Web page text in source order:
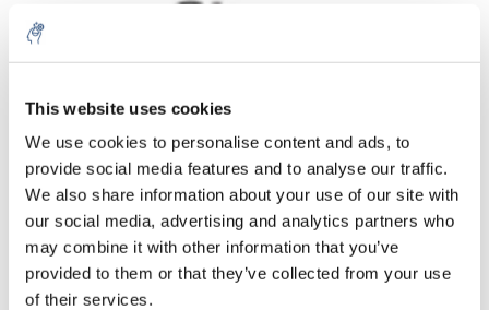
This website uses cookies
We use cookies to personalise content and ads, to
provide social media features and to analyse our traffic.
We also share information about your use of our site with
our social media, advertising and analytics partners who
may combine it with other information that you’ve
provided to them or that they’ve collected from your use
of their services.
1 Stuk Excl. btw
€185,33
Incl. btw
Toevoegen aan winkelwagen
Informatie